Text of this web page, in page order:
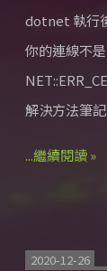
dotnet 執行
你的連線不
解決方法筆記
...繼續閱讀 »
2020-12-26